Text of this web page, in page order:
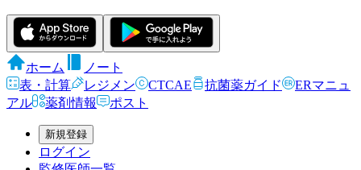
ホーム
ノート
表・計算
レジメン CTCAE 抗菌薬ガイド
ERマニュ
アル
薬剤情報 ポスト
新規登録
ログイン